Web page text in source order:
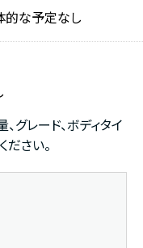
的な予定なし
グレード、ボディタイ
ださい。